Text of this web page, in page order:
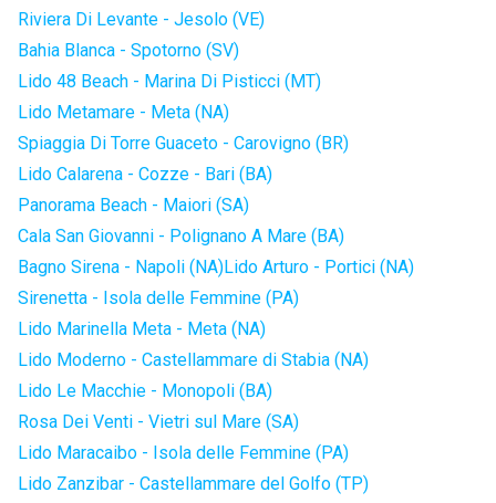
Riviera Di Levante - Jesolo (VE)
Bahia Blanca - Spotorno (SV)
Lido 48 Beach - Marina Di Pisticci (MT)
Lido Metamare - Meta (NA)
Spiaggia Di Torre Guaceto - Carovigno (BR)
Lido Calarena - Cozze - Bari (BA)
Panorama Beach - Maiori (SA)
Cala San Giovanni - Polignano A Mare (BA)
Bagno Sirena - Napoli (NA)Lido Arturo - Portici (NA)
Sirenetta - Isola delle Femmine (PA)
Lido Marinella Meta - Meta (NA)
Lido Moderno - Castellammare di Stabia (NA)
Lido Le Macchie - Monopoli (BA)
Rosa Dei Venti - Vietri sul Mare (SA)
Lido Maracaibo - Isola delle Femmine (PA)
Lido Zanzibar - Castellammare del Golfo (TP)